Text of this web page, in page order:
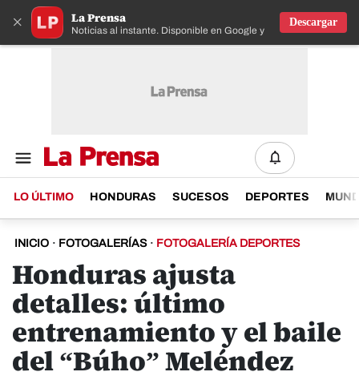
× La Prensa
Noticias al instante. Disponible en Google y IOS
Descargar
LO ÚLTIMO HONDURAS SUCESOS DEPORTES
INICIO · FOTOGALERÍAS · FOTOGALERÍA DEPORTES
Honduras ajusta
detalles: último
entrenamiento y el baile
del “Búho” Meléndez